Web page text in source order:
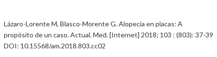
Lázaro-Lorente M, Blasco-Morente G. Alopecia en placas: A
propósito de un caso. Actual. Med. [Internet] 2018; 103 : (803): 37-39
DOI: 10.15568/am.2018.803.cc02